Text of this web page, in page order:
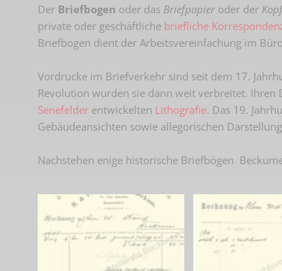
& Fossilien Windmühle
Ständehaus
Mariensäule
Hochkreuz - Alter Friedhof
Fürstengrab
Denkmal-Liste A
Denkmal-Liste B
Der Briefbogen oder das Briefpapier oder der
private oder geschäftliche briefliche
Briefbogen dient der Arbeitsvereinfachung im
Vordrucke im Briefverkehr sind seit dem 17.
Revolution wurden sie dann weit verbreitet.
Senefelder entwickelten Lithografie. Das 19.
Gebäudeansichten sowie allegorischen
Nachstehen enige historische Briefbögen